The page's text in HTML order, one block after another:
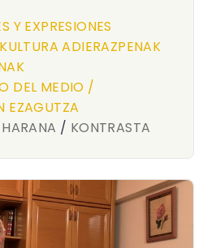
Y EXPRESIONES
ADIERAZPENAK
DEL MEDIO /
EZAGUTZA
HARANA / KONTRASTA